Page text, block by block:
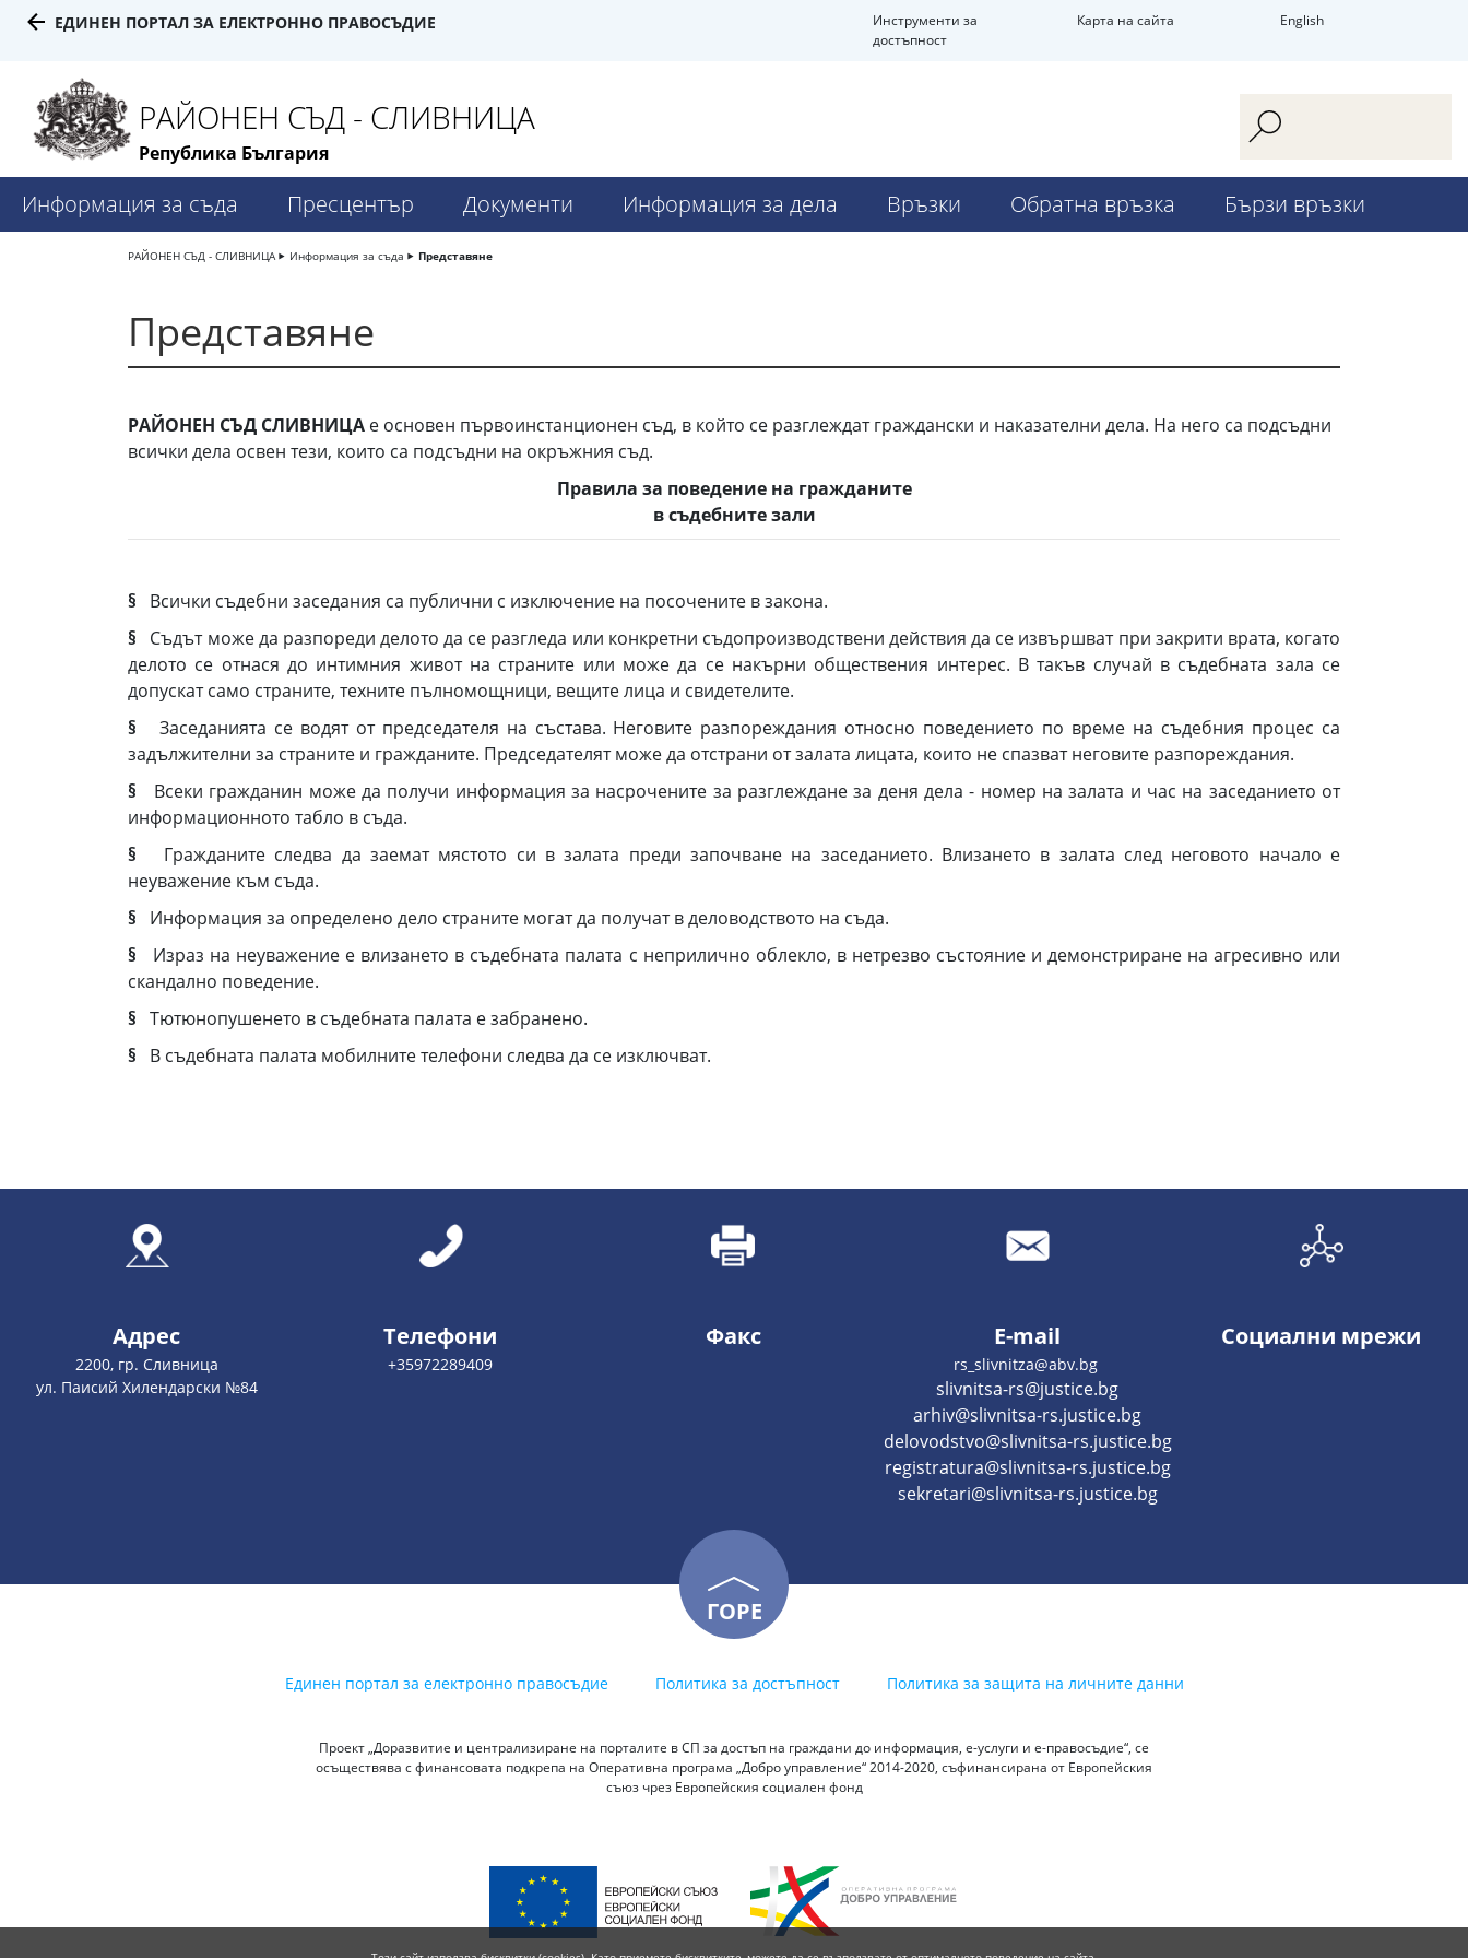
ЕДИНЕН ПОРТАЛ ЗА ЕЛЕКТРОННО ПРАВОСЪДИЕ
Инструменти за
достъпност
Карта на сайта English
РАЙОНЕН СЪД - СЛИВНИЦА
Република България
Информация за съда Пресцентър Документи Информация за дела Връзки Обратна връзка Бързи връзки
РАЙОНЕН СЪД - СЛИВНИЦА Информация за съда Представяне
Представяне
РАЙОНЕН СЪД СЛИВНИЦА е основен първоинстанционен съд, в който се разглеждат граждански и наказателни дела. На него са подсъдни
всички дела освен тези, които са подсъдни на окръжния съд.
Правила за поведение на гражданите
в съдебните зали
§ Всички съдебни заседания са публични с изключение на посочените в закона.
§ Съдът може да разпореди делото да се разгледа или конкретни съдопроизводствени действия да се извършват при закрити врата, когато
делото се отнася до интимния живот на страните или може да се накърни обществения интерес. В такъв случай в съдебната зала се
допускат само страните, техните пълномощници, вещите лица и свидетелите.
§ Заседанията се водят от председателя на състава. Неговите разпореждания относно поведението по време на съдебния процес са
задължителни за страните и гражданите. Председателят може да отстрани от залата лицата, които не спазват неговите разпореждания.
§ Всеки гражданин може да получи информация за насрочените за разглеждане за деня дела - номер на залата и час на заседанието от
информационното табло в съда.
§ Гражданите следва да заемат мястото си в залата преди започване на заседанието. Влизането в залата след неговото начало е
неуважение към съда.
§ Информация за определено дело страните могат да получат в деловодството на съда.
§ Израз на неуважение е влизането в съдебната палата с неприлично облекло, в нетрезво състояние и демонстриране на агресивно или
скандално поведение.
§ Тютюнопушенето в съдебната палата е забранено.
§ В съдебната палата мобилните телефони следва да се изключват.
Адрес
2200, гр. Сливница
ул. Паисий Хилендарски №84
Телефони
+35972289409
Факс E-mail
rs_slivnitza@abv.bg
slivnitsa-rs@justice.bg
arhiv@slivnitsa-rs.justice.bg
delovodstvo@slivnitsa-rs.justice.bg
registratura@slivnitsa-rs.justice.bg
sekretari@slivnitsa-rs.justice.bg
Социални мрежи
ГОРЕ
Единен портал за електронно правосъдие Политика за достъпност Политика за защита на личните данни
Проект „Доразвитие и централизиране на порталите в СП за достъп на граждани до информация, е-услуги и е-правосъдие“, се
осъществява с финансовата подкрепа на Оперативна програма „Добро управление“ 2014-2020, съфинансирана от Европейския
съюз чрез Европейския социален фонд